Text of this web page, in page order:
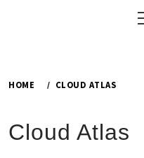
HOME CLOUD ATLAS
Cloud Atlas